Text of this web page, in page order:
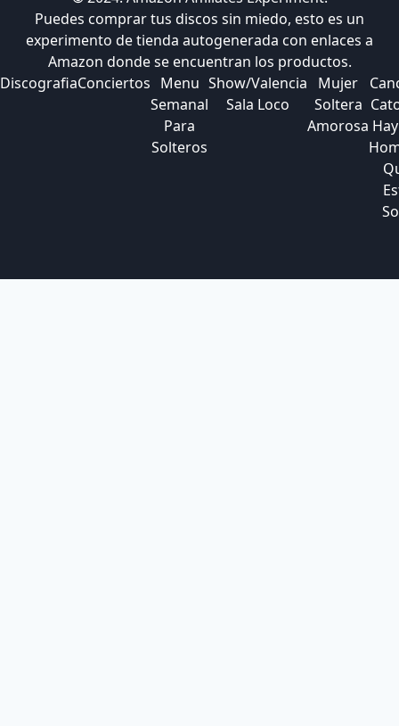
Puedes comprar tus discos sin miedo, esto es un
experimento de tienda autogenerada con enlaces a
Amazon donde se encuentran los productos.
DiscografiaConciertos Menu
Semanal
Para
Solteros
Show/Valencia
Sala Loco
Mujer
Soltera
Amorosa